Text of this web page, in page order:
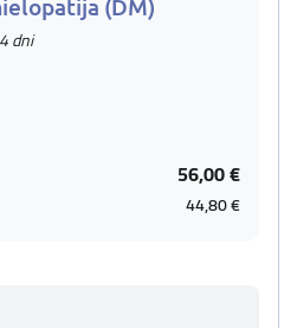
(DM)
dni
56,00 €
44,80 €